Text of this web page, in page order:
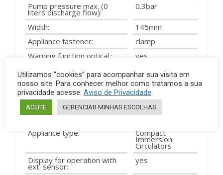
Pump pressure max. (0
liters discharge flow):
0.3bar
Width:
145mm
Appliance fastener:
clamp
Warning function optical :
yes
Warning function excess
temperature :
Warning function insufficient
temperature :
no
Technical data complies
with the standard:
DIN 12876
Appliance type: Compact
Immersion
Circulators
Display for operation with
ext. sensor:
yes
Utilizamos “cookies” para acompanhar sua visita em
nosso site. Para conhecer melhor como tratamos a sua
privacidade acesse: Aviso de Privacidade.
ACEITE GERENCIAR MINHAS ESCOLHAS